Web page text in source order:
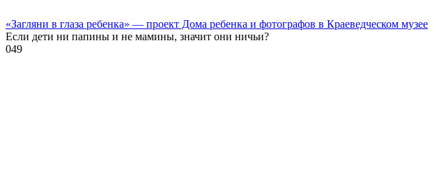
«Загляни в глаза ребенка» — проект Дома ребенка и фотографов в Краеведческом музее
Если дети ни папины и не мамины, значит они ничьи?
049